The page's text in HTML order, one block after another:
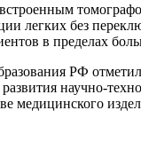
легких без
в пределах
РФ
научно-
медицинского